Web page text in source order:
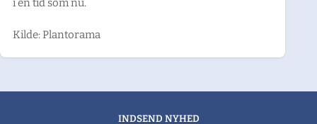
i en tid som nu.
Kilde: Plantorama
INDSEND NYHED